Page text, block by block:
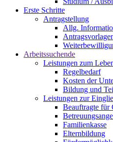
Erste Schritte
Antragstellung
Allg.
Arbeitssuchende
Leistungen zum
Regelbedarf
Kosten der
Bildung und
Leistungen zur
Beauftragte für
Familienkasse
Elternbildung